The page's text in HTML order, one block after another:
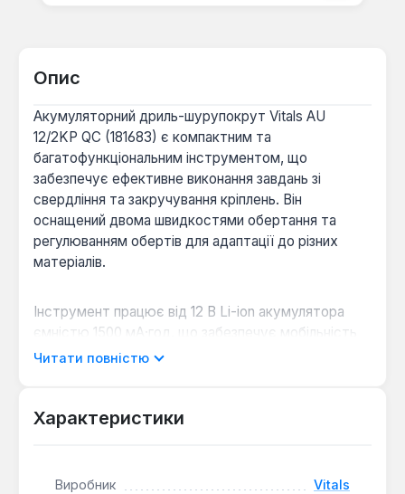
Опис
Акумуляторний дриль-шурупокрут Vitals AU
12/2KP QC (181683) є компактним та
багатофункціональним інструментом, що
забезпечує ефективне виконання завдань зі
свердління та закручування кріплень. Він
оснащений двома швидкостями обертання та
регулюванням обертів для адаптації до різних
матеріалів.
Інструмент працює від 12 В Li-ion акумулятора
ємністю 1500 мА·год, що забезпечує мобільність
та автономність. Максимальний крутний момент
об/хв) оптимальні для свердління отворів: до 20
дозволяє швидко змінювати оснащення без
Читати повністю
Характеристики
Виробник Vitals